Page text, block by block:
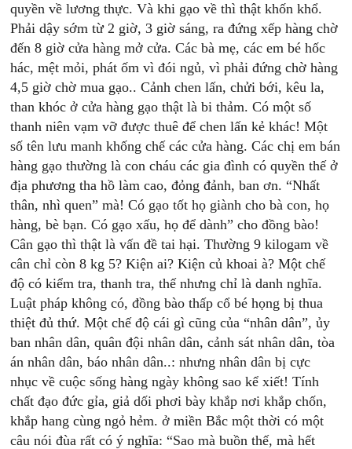
quyền về lương thực. Và khi gạo về thì thật khốn khổ.
Phải dậy sớm từ 2 giờ, 3 giờ sáng, ra đứng xếp hàng chờ
đến 8 giờ cửa hàng mở cửa. Các bà mẹ, các em bé hốc
hác, mệt mỏi, phát ốm vì đói ngủ, vì phải đứng chờ hàng
4,5 giờ chờ mua gạo.. Cảnh chen lấn, chửi bới, kêu la,
than khóc ở cửa hàng gạo thật là bi thảm. Có một số
thanh niên vạm vỡ được thuê để chen lấn kẻ khác! Một
số tên lưu manh khống chế các cửa hàng. Các chị em bán
hàng gạo thường là con cháu các gia đình có quyền thế ở
địa phương tha hồ làm cao, đỏng đảnh, ban ơn. “Nhất
thân, nhì quen” mà! Có gạo tốt họ giành cho bà con, họ
hàng, bè bạn. Có gạo xấu, họ để dành” cho đồng bào!
Cân gạo thì thật là vấn đề tai hại. Thường 9 kilogam về
cân chỉ còn 8 kg 5? Kiện ai? Kiện củ khoai à? Một chế
độ có kiểm tra, thanh tra, thế nhưng chỉ là danh nghĩa.
Luật pháp không có, đồng bào thấp cổ bé họng bị thua
thiệt đủ thứ. Một chế độ cái gì cũng của “nhân dân”, ủy
ban nhân dân, quân đội nhân dân, cảnh sát nhân dân, tòa
án nhân dân, báo nhân dân..: nhưng nhân dân bị cực
nhục về cuộc sống hàng ngày không sao kể xiết! Tính
chất đạo đức gỉa, giả dối phơi bày khắp nơi khắp chốn,
khắp hang cùng ngỏ hẻm. ở miền Bắc một thời có một
câu nói đùa rất có ý nghĩa: “Sao mà buồn thế, mà hết